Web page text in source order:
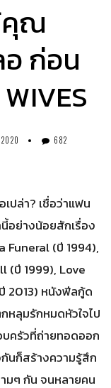
คุณ
อ ก่อน
682
ปล่า? เชื่อว่าแฟน
อย่างน้อยสักเรื่อง
Funeral (ปี 1994),
(ปี 1999), Love
2013) หนังฟีลกู้ด
หลุมรักหมดหัวใจไป
ครัวที่ถ่ายทอดออก
กันก็สร้างความรู้สึก
มๆ กัน จนหลายคน